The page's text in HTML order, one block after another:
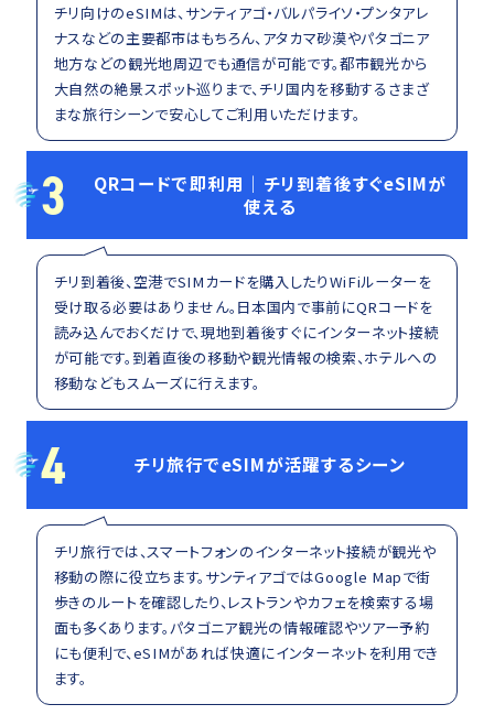
チリ向けのeSIMは、サンティアゴ・バルパライソ・プンタアレ
ナスなどの主要都市はもちろん、アタカマ砂漠やパタゴニア
地方などの観光地周辺でも通信が可能です。都市観光から
大自然の絶景スポット巡りまで、チリ国内を移動するさまざ
まな旅行シーンで安心してご利用いただけます。
3
QRコードで即利用｜チリ到着後すぐeSIMが
使える
チリ到着後、空港でSIMカードを購入したりWiFiルーターを
受け取る必要はありません。日本国内で事前にQRコードを
読み込んでおくだけで、現地到着後すぐにインターネット接続
が可能です。到着直後の移動や観光情報の検索、ホテルへの
移動などもスムーズに行えます。
4 チリ旅行でeSIMが活躍するシーン
チリ旅行では、スマートフォンのインターネット接続が観光や
移動の際に役立ちます。サンティアゴではGoogle Mapで街
歩きのルートを確認したり、レストランやカフェを検索する場
面も多くあります。パタゴニア観光の情報確認やツアー予約
にも便利で、eSIMがあれば快適にインターネットを利用でき
ます。